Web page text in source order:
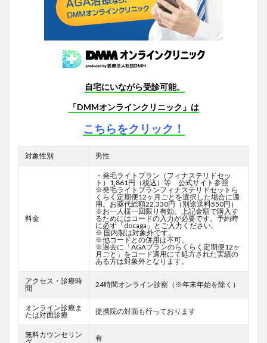
自宅にいながら受診可能。
「DMMオンラインクリニック」は
こちらをクリック！
対象性別 男性
料金
・発毛ライトプラン（フィナステリドセッ
ト）1,861円（税込）等 公式サイト参照
※発毛ライトプランフィナステリドセットら
くらく定期便12ヶ月ごとを選択した場合に適
用。お薬代総額22,330円（別途送料550円）
※お一人様一回限り有効。上記金額で購入す
るためにはコードの入力が必要です。予約時
に必ず「docaga」とご入力ください。
※ 国内製は対象外です。
※他コードとの併用は不可。
※過去に「AGAプランのらくらく定期便12ヶ
月ごと」をコード適用にて処方された実績の
ある方は対象外となります。
アクセス・診療時
間
24時間オンライン診察（※年末年始を除く）
オンライン診療ま
たは対面診療
提携院の対面も行っております
無料カウンセリン
有